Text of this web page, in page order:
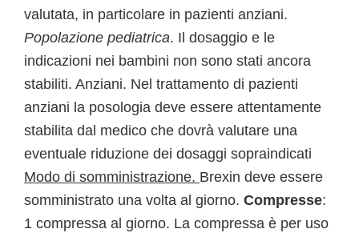
valutata, in particolare in pazienti anziani.
Popolazione pediatrica. Il dosaggio e le
indicazioni nei bambini non sono stati ancora
stabiliti. Anziani. Nel trattamento di pazienti
anziani la posologia deve essere attentamente
stabilita dal medico che dovrà valutare una
eventuale riduzione dei dosaggi sopraindicati
Modo di somministrazione. Brexin deve essere
somministrato una volta al giorno. Compresse:
1 compressa al giorno. La compressa è per uso